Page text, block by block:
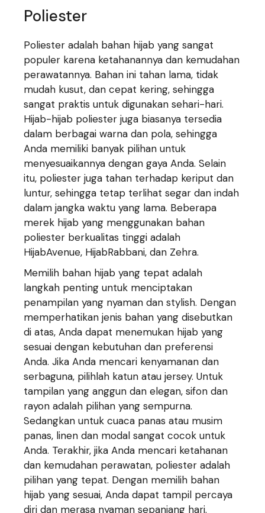
Poliester
Poliester adalah bahan hijab yang sangat
populer karena ketahanannya dan kemudahan
perawatannya. Bahan ini tahan lama, tidak
mudah kusut, dan cepat kering, sehingga
sangat praktis untuk digunakan sehari-hari.
Hijab-hijab poliester juga biasanya tersedia
dalam berbagai warna dan pola, sehingga
Anda memiliki banyak pilihan untuk
menyesuaikannya dengan gaya Anda. Selain
itu, poliester juga tahan terhadap keriput dan
luntur, sehingga tetap terlihat segar dan indah
dalam jangka waktu yang lama. Beberapa
merek hijab yang menggunakan bahan
poliester berkualitas tinggi adalah
HijabAvenue, HijabRabbani, dan Zehra.
Memilih bahan hijab yang tepat adalah
langkah penting untuk menciptakan
penampilan yang nyaman dan stylish. Dengan
memperhatikan jenis bahan yang disebutkan
di atas, Anda dapat menemukan hijab yang
sesuai dengan kebutuhan dan preferensi
Anda. Jika Anda mencari kenyamanan dan
serbaguna, pilihlah katun atau jersey. Untuk
tampilan yang anggun dan elegan, sifon dan
rayon adalah pilihan yang sempurna.
Sedangkan untuk cuaca panas atau musim
panas, linen dan modal sangat cocok untuk
Anda. Terakhir, jika Anda mencari ketahanan
dan kemudahan perawatan, poliester adalah
pilihan yang tepat. Dengan memilih bahan
hijab yang sesuai, Anda dapat tampil percaya
diri dan merasa nyaman sepanjang hari.